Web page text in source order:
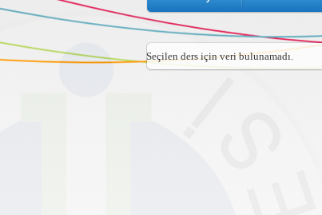
Seçilen ders için veri bulunamadı.